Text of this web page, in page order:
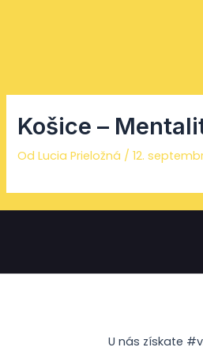
Košice –
Od Lucia Prieložná /12.
U nás získate